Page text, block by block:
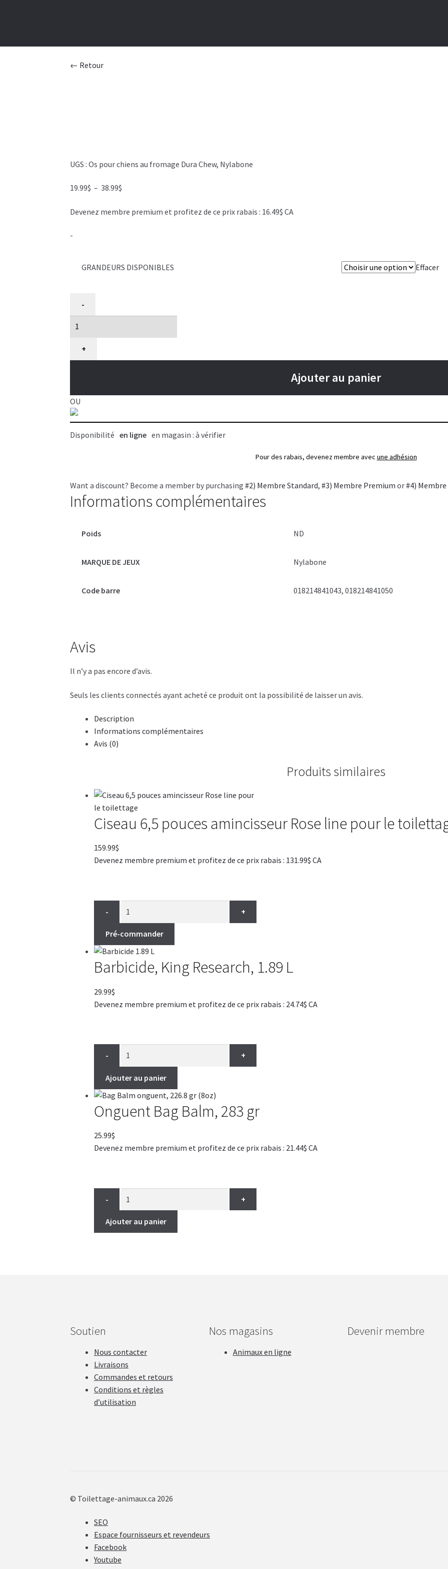
← Retour
UGS :Os pour chiens au fromage Dura Chew, Nylabone
19.99$ – 38.99$
prix :
Devenez membre premium et profitez de ce prix rabais : 16.49$ CA
-
GRANDEURS DISPONIBLES Effacer
Os
chien
au
Chew,
Nylabone
-
+
Ajouter au panier
OU
Disponibilité en ligne en magasin : à vérifier
Pour des rabais, devenez membre avec une adhésion
Want a discount? Become a member by purchasing#2) Membre Standard,#3) Membre Premium or#4) Membre
Informations complémentaires
Poids ND
MARQUE DE JEUX Nylabone
Code barre 018214841043, 018214841050
Avis
Il n’y a pas encore d’avis.
Seuls les clients connectés ayant acheté ce produit ont la possibilité de laisser un avis.
Description
Informations complémentaires
Avis (0)
Produits similaires
Ciseau 6,5 pouces amincisseur Rose line pour le
159.99$
Devenez membre premium et profitez de ce prix rabais : 131.99$ CA
- +
Pré-commander
Barbicide, King Research, 1.89 L
29.99$
Devenez membre premium et profitez de ce prix rabais : 24.74$ CA
- +
Ajouter au panier
Onguent Bag Balm, 283 gr
25.99$
Devenez membre premium et profitez de ce prix rabais : 21.44$ CA
- +
Ajouter au panier
Soutien
Nous contacter
Livraisons
Commandes et retours
Conditions et règles
d’utilisation
Nos magasins
Animaux en ligne
Devenir membre
© Toilettage-animaux.ca 2026
SEO
Espace fournisseurs et revendeurs
Facebook
Youtube